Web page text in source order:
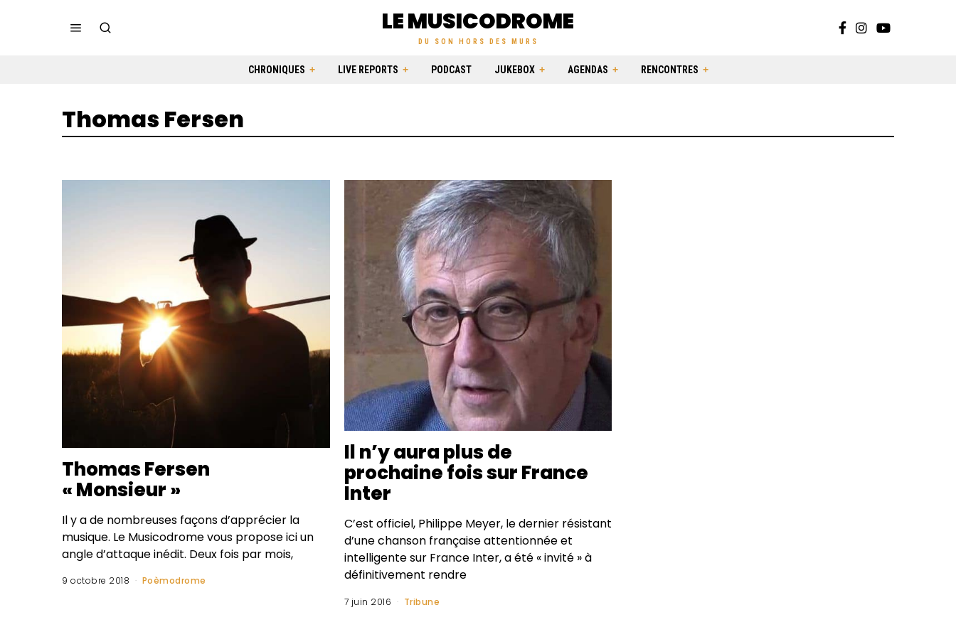
LE MUSICODROME
DU SON HORS DES MURS
CHRONIQUES LIVE REPORTS PODCAST JUKEBOX AGENDAS RENCONTRES
Thomas Fersen
Thomas Fersen
« Monsieur »
Il y a de nombreuses façons d’apprécier la
musique. Le Musicodrome vous propose ici un
angle d’attaque inédit. Deux fois par mois,
9 octobre 2018 Poèmodrome
Il n’y aura plus de
prochaine fois sur France
Inter
C’est officiel, Philippe Meyer, le dernier résistant
d’une chanson française attentionnée et
intelligente sur France Inter, a été « invité » à
définitivement rendre
7 juin 2016 Tribune